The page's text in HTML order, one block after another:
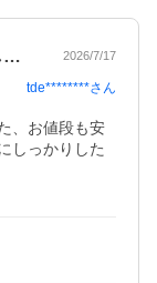
机が狭いので、有効活用したく購入しまし… 2026/7/17
tde********さん
、お値段も安
しっかりした